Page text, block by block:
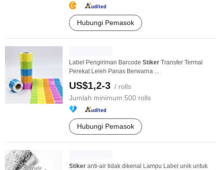
Hubungi Pemasok
Label Pengiriman Barcode Stiker Transfer Termal
Perekat Leleh Panas Berwarna ...
US$1,2-3 / rolls
Jumlah minimum:500 rolls
Hubungi Pemasok
Stiker anti-air tidak dikenal Lampu Label unik untuk